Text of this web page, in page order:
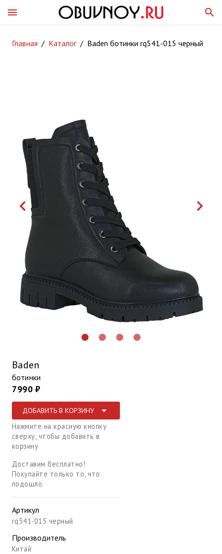
menu search
Главная / Каталог / Baden ботинки rq541-015 черный
lens lens lens lens
keyboard_arrow_left keyboard_arrow_right
Baden
ботинки
7990 ₽
ДОБАВИТЬ В КОРЗИНУ arrow_drop_down
Нажмите на красную кнопку
сверху, чтобы добавить в
корзину
Доставим бесплатно!
Покупайте только то, что
подошло.
Артикул
rq541-015 черный
Производитель
Китай